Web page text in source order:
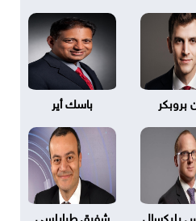
بروبكر باسك أير
بليكسال شفيق طرابلسي